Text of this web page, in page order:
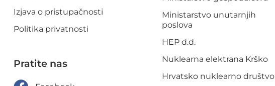
Izjava o pristupačnosti
Politika privatnosti
Pratite nas
Ministarstvo unutarnjih
poslova
HEP d.d.
Nuklearna elektrana Krško
Hrvatsko nuklearno društvo